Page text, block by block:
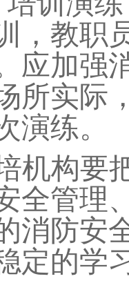
，教职
应加强
所实际
演练。
机构要
全管理
消防安
定的学